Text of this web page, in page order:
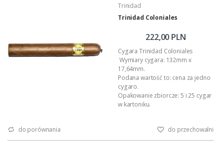
Trinidad
Trinidad Coloniales
222,00 PLN
Cygara Trinidad Coloniales
Wymiary cygara: 132mm x
17,64mm.
Podana wartość to: cena za jedno
cygaro.
Opakowanie zbiorcze: 5 i 25 cygar
w kartoniku.
do porównania
do przechowalni